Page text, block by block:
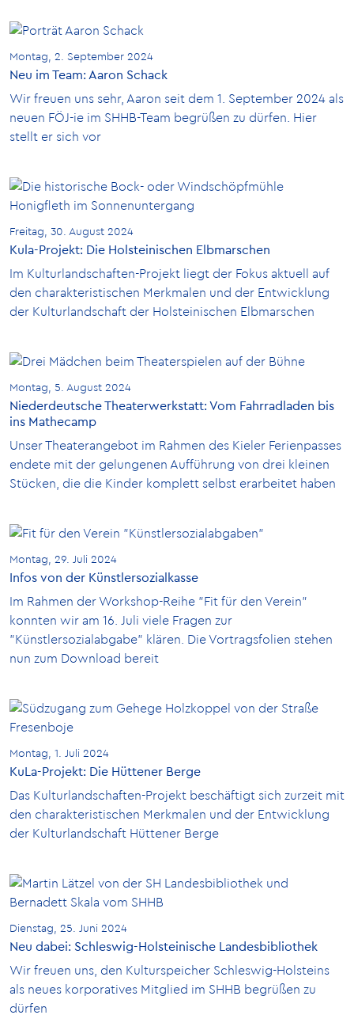
Montag, 2. September 2024
Neu im Team: Aaron Schack
Wir freuen uns sehr, Aaron seit dem 1. September 2024 als
neuen FÖJ-ie im SHHB-Team begrüßen zu dürfen. Hier
stellt er sich vor
Freitag, 30. August 2024
Kula-Projekt: Die Holsteinischen Elbmarschen
Im Kulturlandschaften-Projekt liegt der Fokus aktuell auf
den charakteristischen Merkmalen und der Entwicklung
der Kulturlandschaft der Holsteinischen Elbmarschen
Montag, 5. August 2024
Niederdeutsche Theaterwerkstatt: Vom Fahrradladen bis
ins Mathecamp
Unser Theaterangebot im Rahmen des Kieler Ferienpasses
endete mit der gelungenen Aufführung von drei kleinen
Stücken, die die Kinder komplett selbst erarbeitet haben
Montag, 29. Juli 2024
Infos von der Künstlersozialkasse
Im Rahmen der Workshop-Reihe "Fit für den Verein"
konnten wir am 16. Juli viele Fragen zur
"Künstlersozialabgabe" klären. Die Vortragsfolien stehen
nun zum Download bereit
Montag, 1. Juli 2024
KuLa-Projekt: Die Hüttener Berge
Das Kulturlandschaften-Projekt beschäftigt sich zurzeit mit
den charakteristischen Merkmalen und der Entwicklung
der Kulturlandschaft Hüttener Berge
Dienstag, 25. Juni 2024
Neu dabei: Schleswig-Holsteinische Landesbibliothek
Wir freuen uns, den Kulturspeicher Schleswig-Holsteins
als neues korporatives Mitglied im SHHB begrüßen zu
dürfen